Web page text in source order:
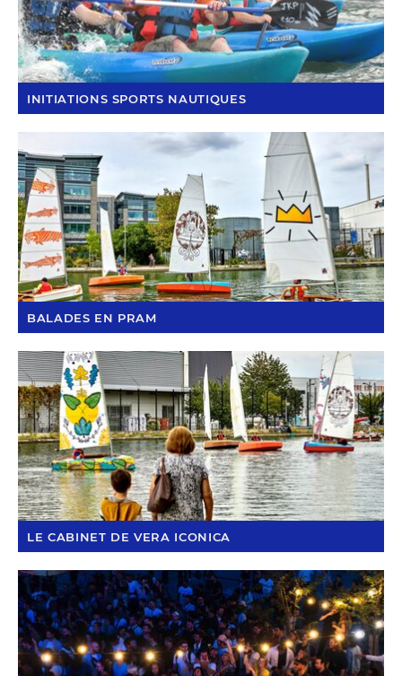
INITIATIONS SPORTS NAUTIQUES
BALADES EN PRAM
LE CABINET DE VERA ICONICA